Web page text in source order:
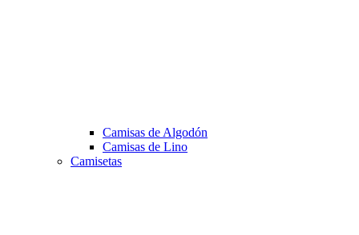
Camisas de Algodón
Camisas de Lino
Camisetas